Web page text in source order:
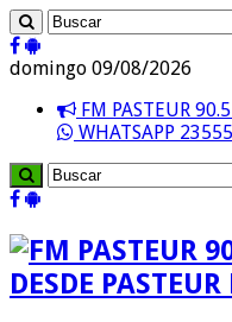
domingo 09/08/2026
FM PASTEUR
WHATSAPP
DESDE